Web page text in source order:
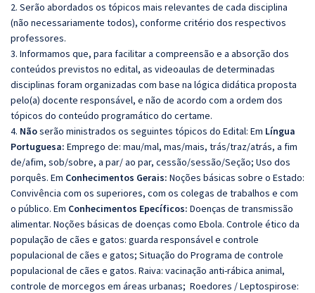
2. Serão abordados os tópicos mais relevantes de cada disciplina
(não necessariamente todos), conforme critério dos respectivos
professores.
3. Informamos que, para facilitar a compreensão e a absorção dos
conteúdos previstos no edital, as videoaulas de determinadas
disciplinas foram organizadas com base na lógica didática proposta
pelo(a) docente responsável, e não de acordo com a ordem dos
tópicos do conteúdo programático do certame.
4. Nãoserão ministrados os seguintes tópicos do Edital: Em Língua
Portuguesa: Emprego de: mau/mal, mas/mais, trás/traz/atrás, a fim
de/afim, sob/sobre, a par/ ao par, cessão/sessão/Seção; Uso dos
porquês. Em Conhecimentos Gerais: Noções básicas sobre o Estado:
Convivência com os superiores, com os colegas de trabalhos e com
o público. Em Conhecimentos Epecíficos: Doenças de transmissão
alimentar. Noções básicas de doenças como Ebola. Controle ético da
população de cães e gatos: guarda responsável e controle
populacional de cães e gatos; Situação do Programa de controle
populacional de cães e gatos. Raiva: vacinação anti-rábica animal,
controle de morcegos em áreas urbanas; Roedores / Leptospirose: